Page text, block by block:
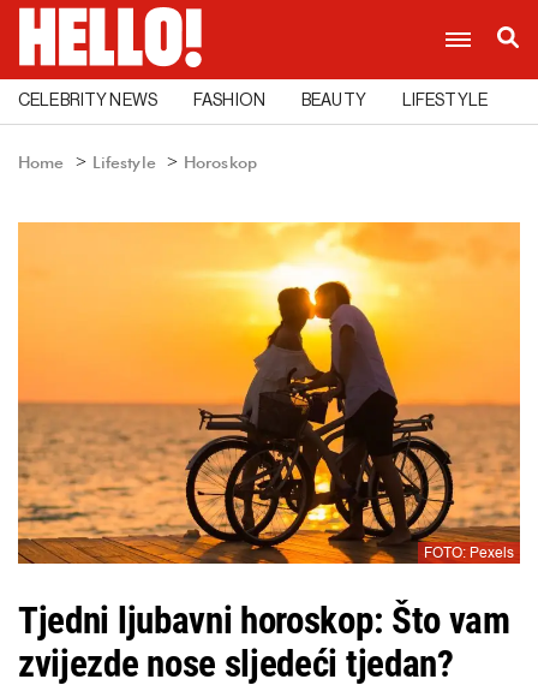
CELEBRITY NEWS FASHION BEAUTY LIFESTYLE
Home Lifestyle Horoskop
FOTO: Pexels
Tjedni ljubavni horoskop: Što vam
zvijezde nose sljedeći tjedan?